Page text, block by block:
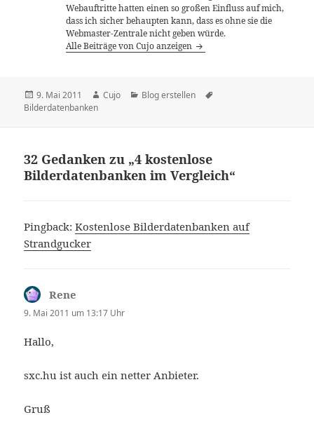
Webauftritte hatten einen so großen Einfluss auf mich,
dass ich sicher behaupten kann, dass es ohne sie die
Webmaster-Zentrale nicht geben würde.
Alle Beiträge von Cujo anzeigen
Veröffentlicht
am
9. Mai 2011 Autor
Cujo Kategorien
Blog erstellen
Bilderdatenbanken
32 Gedanken zu „4 kostenlose
Bilderdatenbanken im Vergleich“
Pingback:Kostenlose Bilderdatenbanken auf
Strandgucker
Rene
9. Mai 2011 um 13:17 Uhr
Hallo,
sxc.hu ist auch ein netter Anbieter.
Gruß